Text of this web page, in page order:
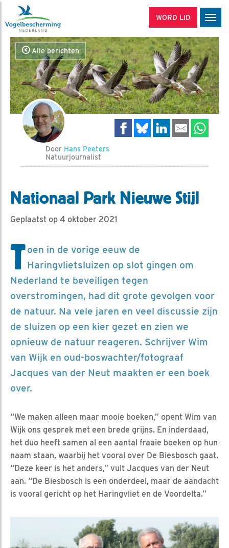
WORD LID
Alle berichten
Door Hans Peeters
Natuurjournalist
Nationaal Park Nieuwe Stijl
Geplaatst op 4 oktober 2021
Toen in de vorige eeuw de
Haringvlietsluizen op slot gingen om
Nederland te beveiligen tegen
overstromingen, had dit grote gevolgen voor
de natuur. Na vele jaren en veel discussie zijn
de sluizen op een kier gezet en zien we
opnieuw de natuur reageren. Schrijver Wim
van Wijk en oud-boswachter/fotograaf
Jacques van der Neut maakten er een boek
over.
“We maken alleen maar mooie boeken,” opent Wim van
Wijk ons gesprek met een brede grijns. En inderdaad,
het duo heeft samen al een aantal fraaie boeken op hun
naam staan, waarbij het vooral over De Biesbosch gaat.
“Deze keer is het anders,” vult Jacques van der Neut
aan. “De Biesbosch is een onderdeel, maar de aandacht
is vooral gericht op het Haringvliet en de Voordelta.”